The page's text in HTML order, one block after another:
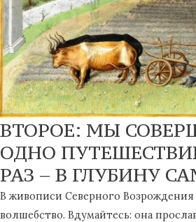
ВТОРОЕ: МЫ
ОДНО
РАЗ – В ГЛУБИНУ
В живописи Северного Возрождения
волшебство. Вдумайтесь: она